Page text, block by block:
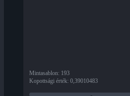
Mintasablon: 193
Kopottsági érték: 0,39010483